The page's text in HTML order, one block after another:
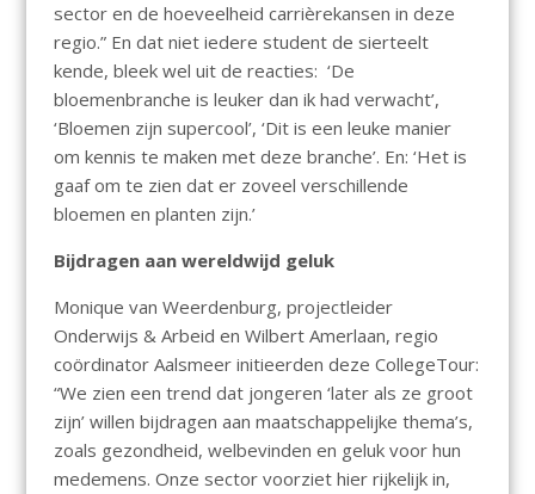
sector en de hoeveelheid carrièrekansen in deze
regio.” En dat niet iedere student de sierteelt
kende, bleek wel uit de reacties: ‘De
bloemenbranche is leuker dan ik had verwacht’,
‘Bloemen zijn supercool’, ‘Dit is een leuke manier
om kennis te maken met deze branche’. En: ‘Het is
gaaf om te zien dat er zoveel verschillende
bloemen en planten zijn.’
Bijdragen aan wereldwijd geluk
Monique van Weerdenburg, projectleider
Onderwijs & Arbeid en Wilbert Amerlaan, regio
coördinator Aalsmeer initieerden deze CollegeTour:
“We zien een trend dat jongeren ‘later als ze groot
zijn’ willen bijdragen aan maatschappelijke thema’s,
zoals gezondheid, welbevinden en geluk voor hun
medemens. Onze sector voorziet hier rijkelijk in,